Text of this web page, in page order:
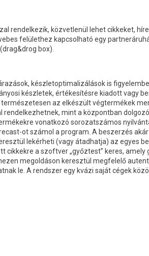
rendelkezik, közvetlenül lehet cikkeket,
felülethez kapcsolható egy
box).
készletoptimalizálások is
készletek, értékesítésre kiadott vagy
az elkészült végtermékek
mint a központban
vonatkozó sorozatszámos
ot számol a program. A beszerzés
lekérheti (vagy átadhatja) az egyes
cikkekre a szoftver „győztest” keres, amely
megoldáson keresztül megfelelő
le. A rendszer egy kvázi saját cégek